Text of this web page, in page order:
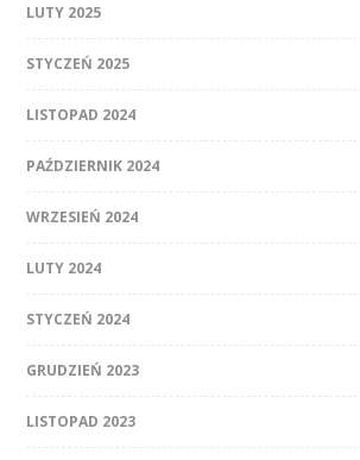
LUTY 2025
STYCZEŃ 2025
LISTOPAD 2024
PAŹDZIERNIK 2024
WRZESIEŃ 2024
LUTY 2024
STYCZEŃ 2024
GRUDZIEŃ 2023
LISTOPAD 2023